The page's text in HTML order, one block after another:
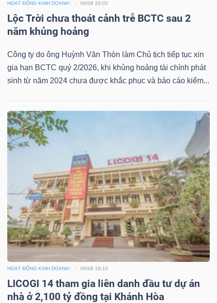
HOẠT ĐỘNG KINH DOANH 06/08 20:02
Lộc Trời chưa thoát cảnh trễ BCTC sau 2
năm khủng hoảng
Công ty do ông Huỳnh Văn Thòn làm Chủ tịch tiếp tục xin
gia hạn BCTC quý 2/2026, khi khủng hoảng tài chính phát
sinh từ năm 2024 chưa được khắc phục và báo cáo kiểm...
HOẠT ĐỘNG KINH DOANH 06/08 18:10
LICOGI 14 tham gia liên danh đầu tư dự án
nhà ở 2,100 tỷ đồng tại Khánh Hòa
Truyền
tài
chính
Dữ
liệu